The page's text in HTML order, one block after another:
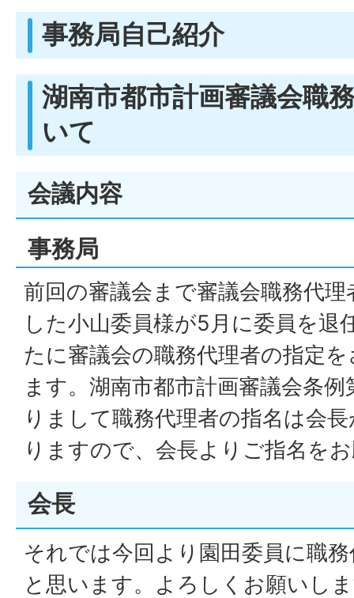
事務局自己紹介
湖南市都市計画審議会職
いて
会議内容
事務局
前回の審議会まで審議会職務代
した小山委員様が5月に委員を退
たに審議会の職務代理者の指定
ます。湖南市都市計画審議会条
りまして職務代理者の指名は会
りますので、会長よりご指名を
会長
それでは今回より園田委員に職
と思います。よろしくお願いし